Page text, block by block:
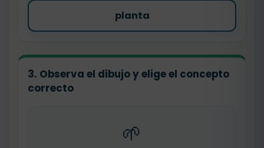
planta
3. Observa el dibujo y elige el concepto
correcto
🌱